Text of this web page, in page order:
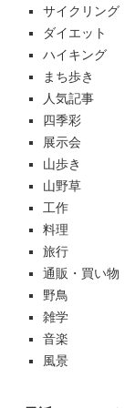
サイクリング
ダイエット
ハイキング
まち歩き
人気記事
四季彩
展示会
山歩き
山野草
工作
料理
旅行
通販・買い物
野鳥
雑学
音楽
風景